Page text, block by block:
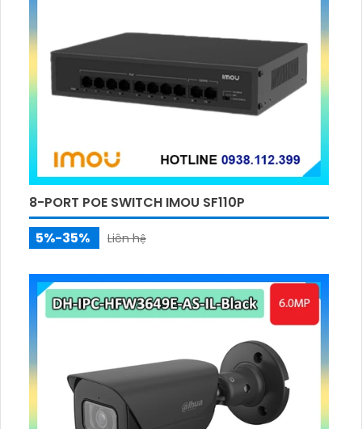
8-PORT POE SWITCH IMOU SF110P
5%-35%
Liên hệ